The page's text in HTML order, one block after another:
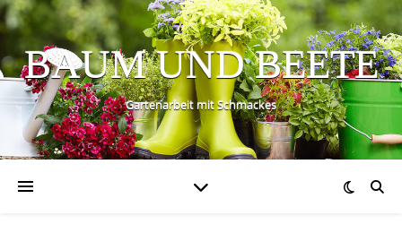
BAUM UND BEETE
Gartenarbeit mit Schmackes